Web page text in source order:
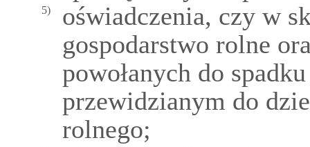
5)
oświadczenia, czy w
gospodarstwo rolne
powołanych do
przewidzianym do
rolnego;